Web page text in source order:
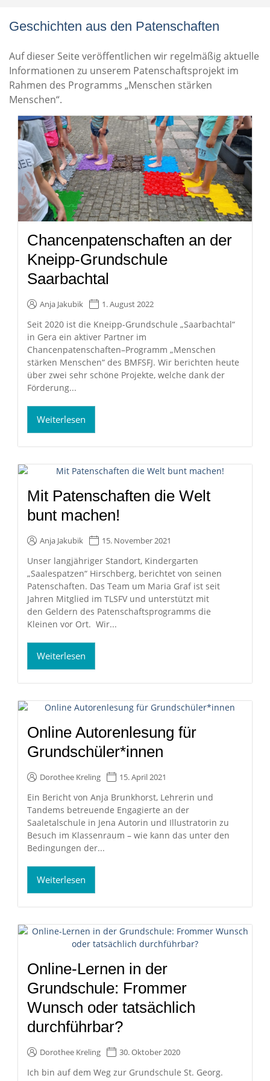
Geschichten aus den Patenschaften
Auf dieser Seite veröffentlichen wir regelmäßig aktuelle
Informationen zu unserem Patenschaftsprojekt im
Rahmen des Programms „Menschen stärken
Menschen“.
Chancenpatenschaften an der
Kneipp-Grundschule
Saarbachtal
Anja Jakubik 1. August 2022
Seit 2020 ist die Kneipp-Grundschule „Saarbachtal“
in Gera ein aktiver Partner im
Chancenpatenschaften–Programm „Menschen
stärken Menschen“ des BMFSFJ. Wir berichten heute
über zwei sehr schöne Projekte, welche dank der
Förderung...
Weiterlesen
Mit Patenschaften die Welt
bunt machen!
Anja Jakubik 15. November 2021
Unser langjähriger Standort, Kindergarten
„Saalespatzen“ Hirschberg, berichtet von seinen
Patenschaften. Das Team um Maria Graf ist seit
Jahren Mitglied im TLSFV und unterstützt mit
den Geldern des Patenschaftsprogramms die
Kleinen vor Ort. Wir...
Weiterlesen
Online Autorenlesung für
Grundschüler*innen
Dorothee Kreling 15. April 2021
Ein Bericht von Anja Brunkhorst, Lehrerin und
Tandems betreuende Engagierte an der
Saaletalschule in Jena Autorin und Illustratorin zu
Besuch im Klassenraum – wie kann das unter den
Bedingungen der...
Weiterlesen
Online-Lernen in der
Grundschule: Frommer
Wunsch oder tatsächlich
durchführbar?
Dorothee Kreling 30. Oktober 2020
Ich bin auf dem Weg zur Grundschule St. Georg.